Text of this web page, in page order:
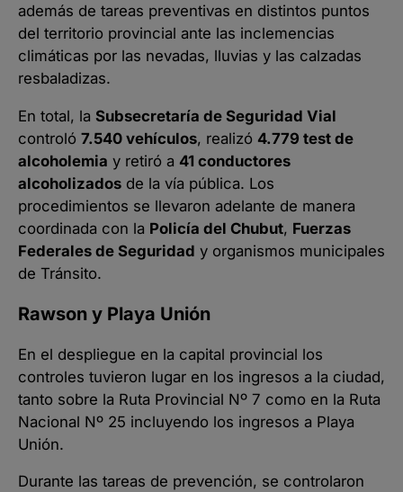
además de tareas preventivas en distintos puntos
del territorio provincial ante las inclemencias
climáticas por las nevadas, lluvias y las calzadas
resbaladizas.
En total, la Subsecretaría de Seguridad Vial
controló 7.540 vehículos, realizó 4.779 test de
alcoholemia y retiró a 41 conductores
alcoholizados de la vía pública. Los
procedimientos se llevaron adelante de manera
coordinada con la Policía del Chubut, Fuerzas
Federales de Seguridad y organismos municipales
de Tránsito.
Rawson y Playa Unión
En el despliegue en la capital provincial los
controles tuvieron lugar en los ingresos a la ciudad,
tanto sobre la Ruta Provincial Nº 7 como en la Ruta
Nacional Nº 25 incluyendo los ingresos a Playa
Unión.
Durante las tareas de prevención, se controlaron